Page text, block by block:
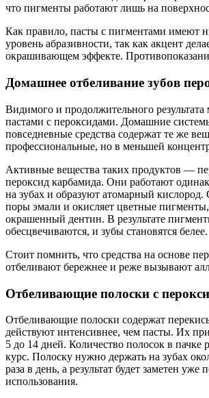
что пигменты работают лишь на
Как правило, пасты с пигментами имеют
уровень абразивности, так как акцент
окрашивающем эффекте.
Домашнее отбеливание зубов
Видимого и продолжительного
пастами с пероксидами. Домашние
повседневные средства содержат те же
профессиональные, но в меньшей
Активные вещества таких продуктов —
пероксид карбамида. Они работают
на зубах и образуют атомарный кислород.
поры эмали и окисляет цветные
окрашенный дентин. В результате
обесцвечиваются, и зубы становятся белее.
Стоит помнить, что средства на основе
отбеливают бережнее и реже вызывают
Отбеливающие полоски с
Отбеливающие полоски содержат
действуют интенсивнее, чем пасты. Их
5 до 14 дней. Количество полосок в пачке
курс. Полоску нужно держать на зубах
раза в день, а результат будет заметен уже
использования.